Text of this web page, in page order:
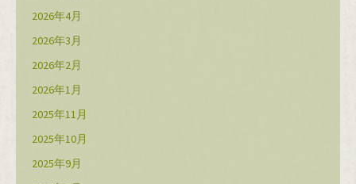
2026年4月
2026年3月
2026年2月
2026年1月
2025年11月
2025年10月
2025年9月